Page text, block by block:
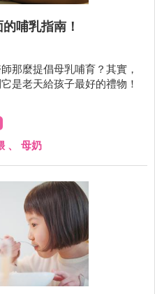
哺乳指南！
那麼提倡母乳哺育？其實，
是老天給孩子最好的禮物！
、 母奶